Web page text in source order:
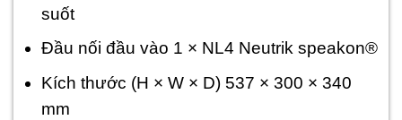
suốt
Đầu nối đầu vào 1 × NL4 Neutrik speakon®
Kích thước (H × W × D) 537 × 300 × 340
mm